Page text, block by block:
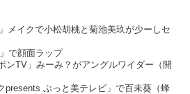
メイクで小松胡桃と菊池美玖が少ーしセ
で顔面ラップ
ンTV」みーみ？がアングルワイダー（開
presents ぶっと美テレビ」で百未葵（蜂